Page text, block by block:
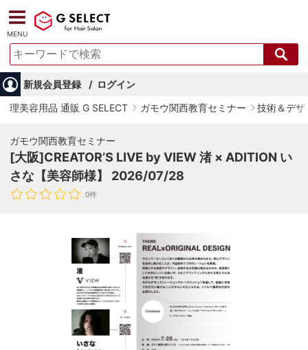
MENU
新規会員登録
ログイン
理美容用品 通販 G SELECT
ガモウ関西教育セミナー 技術＆デ
ガモウ関西教育セミナー
[大阪]CREATOR’S LIVE by VIEW 渚 × ADITION い
さな【美容師様】 2026/07/28
0件